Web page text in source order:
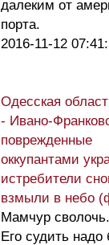
далеким от
порта.
2016-11-12
Одесская
- Ивано-
поврежденные
оккупантами
истребители
взмыли в небо
Мамчур сволочь.
Его судить